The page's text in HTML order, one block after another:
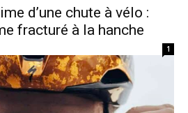
d’une chute à vélo :
fracturé à la hanche
1